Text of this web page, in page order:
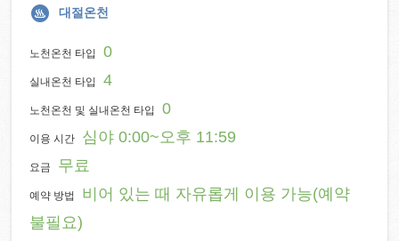
대절온천
노천온천 타입 0
실내온천 타입 4
노천온천 및 실내온천 타입 0
이용 시간 심야 0:00~오후 11:59
요금 무료
예약 방법
비어 있는 때 자유롭게 이용 가능(예약
불필요)